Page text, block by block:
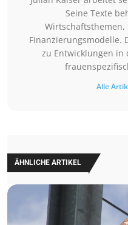
Seine Texte
Finanzierungsmodelle.
zu Entwicklungen in
Alle
ÄHNLICHE ARTIKEL